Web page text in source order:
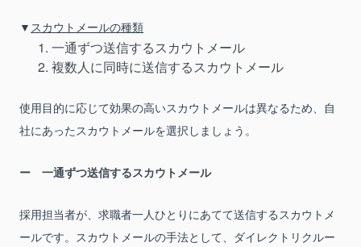
▼ スカウトメールの種類
一通ずつ送信するスカウトメール
複数人に同時に送信するスカウトメール
使用目的に応じて効果の高いスカウトメールは異なるため、自
社にあったスカウトメールを選択しましょう。
一通ずつ送信するスカウトメール
採用担当者が、求職者一人ひとりにあてて送信するスカウトメ
ールです。スカウトメールの手法として、ダイレクトリクルー